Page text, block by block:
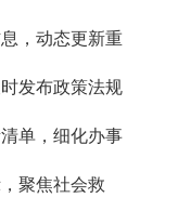
，动态更新重
发布政策法规
单，细化办事
聚焦社会救